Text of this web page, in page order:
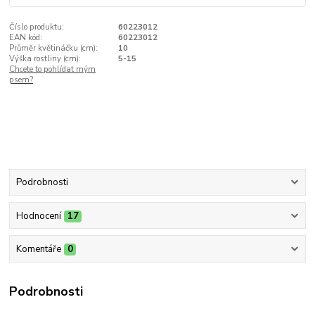
Číslo produktu:
60223012
EAN kód:
60223012
Průměr květináčku (cm):
10
Výška rostliny (cm):
5-15
Chcete to pohlídat mým
psem?
Podrobnosti
Hodnocení 17
Komentáře 0
Podrobnosti